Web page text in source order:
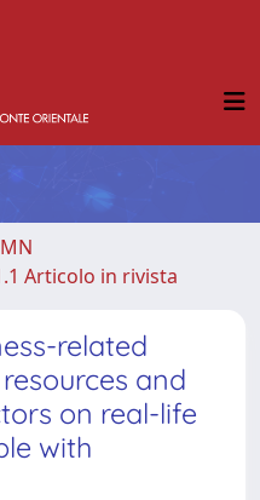
Articolo in rivista
related
and
on real-life
with